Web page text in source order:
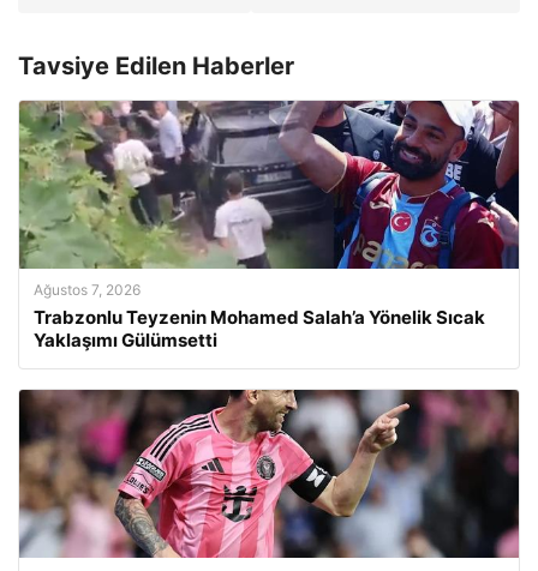
Tavsiye Edilen Haberler
Ağustos 7, 2026
Trabzonlu Teyzenin Mohamed Salah’a Yönelik Sıcak
Yaklaşımı Gülümsetti